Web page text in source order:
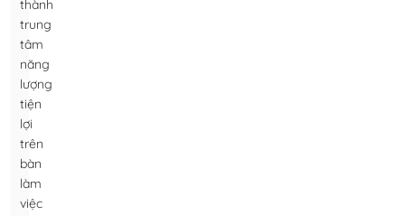
thành
trung
tâm
năng
lượng
tiện
lợi
trên
bàn
làm
việc